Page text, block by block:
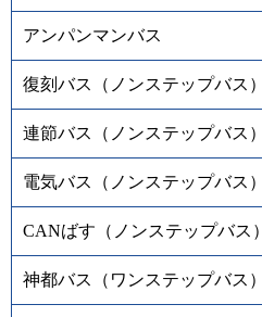
アンパンマンバス
復刻バス（ノンステップバス）
連節バス（ノンステップバス）
電気バス（ノンステップバス）
CANばす（ノンステップバス）
神都バス（ワンステップバス）